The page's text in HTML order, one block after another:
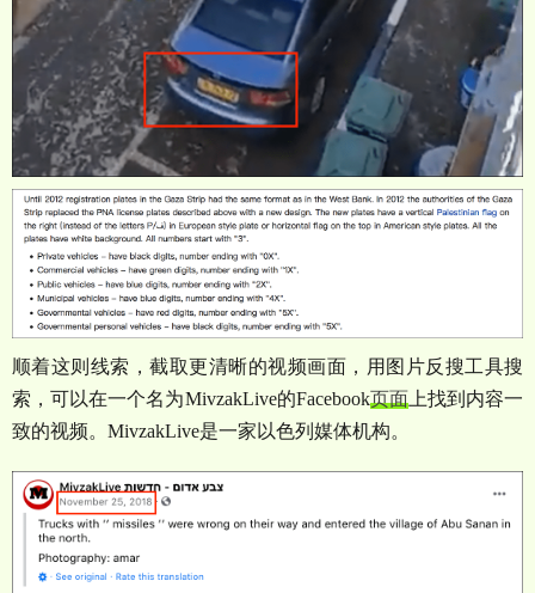
顺着这则线索，截取更清晰的视频画面，用图片反搜工具搜
索，可以在一个名为MivzakLive的Facebook页面上找到内容一
致的视频。 MivzakLive是一家以色列媒体机构。